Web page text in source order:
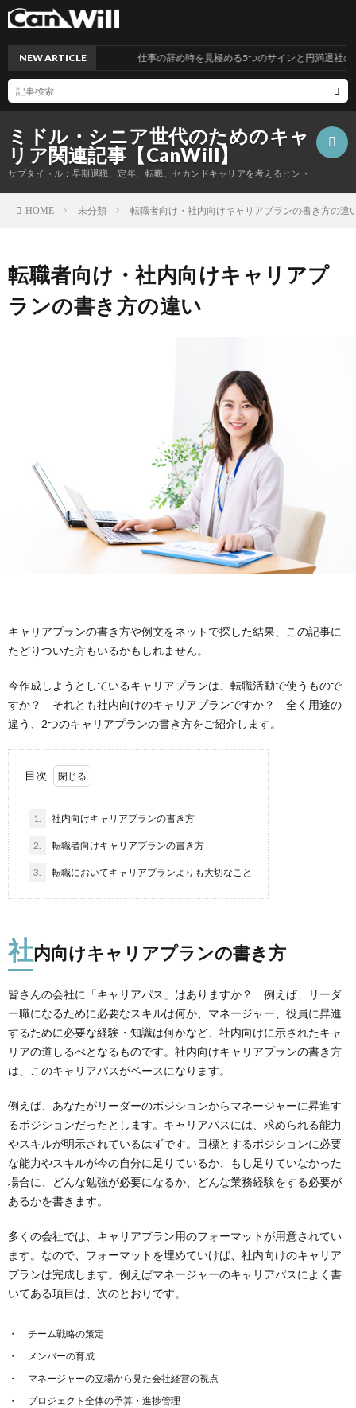
ミドル・シニア世代のためのキャ
リア関連記事【CanWill】
サブタイトル：早期退職、定年、転職、セカンドキャリアを考えるヒント
NEW ARTICLE 仕事の辞め時を見極める5つのサインと円満退社のポ
HOME 未分類 転職者向け・社内向けキャリアプランの書き方の違
転職者向け・社内向けキャリアプ
ランの書き方の違い
キャリアプランの書き方や例文をネットで探した結果、この記事に
たどりついた方もいるかもしれません。
今作成しようとしているキャリアプランは、転職活動で使うもので
すか？ それとも社内向けのキャリアプランですか？ 全く用途の
違う、2つのキャリアプランの書き方をご紹介します。
目次
1. 社内向けキャリアプランの書き方
2. 転職者向けキャリアプランの書き方
3. 転職においてキャリアプランよりも大切なこと
社内向けキャリアプランの書き方
皆さんの会社に「キャリアパス」はありますか？ 例えば、リーダ
ー職になるために必要なスキルは何か、マネージャー、役員に昇進
するために必要な経験・知識は何かなど、社内向けに示されたキャ
リアの道しるべとなるものです。社内向けキャリアプランの書き方
は、このキャリアパスがベースになります。
例えば、あなたがリーダーのポジションからマネージャーに昇進す
るポジションだったとします。キャリアパスには、求められる能力
やスキルが明示されているはずです。目標とするポジションに必要
な能力やスキルが今の自分に足りているか、もし足りていなかった
場合に、どんな勉強が必要になるか、どんな業務経験をする必要が
あるかを書きます。
多くの会社では、キャリアプラン用のフォーマットが用意されてい
ます。なので、フォーマットを埋めていけば、社内向けのキャリア
プランは完成します。例えばマネージャーのキャリアパスによく書
いてある項目は、次のとおりです。
チーム戦略の策定
メンバーの育成
マネージャーの立場から見た会社経営の視点
プロジェクト全体の予算・進捗管理